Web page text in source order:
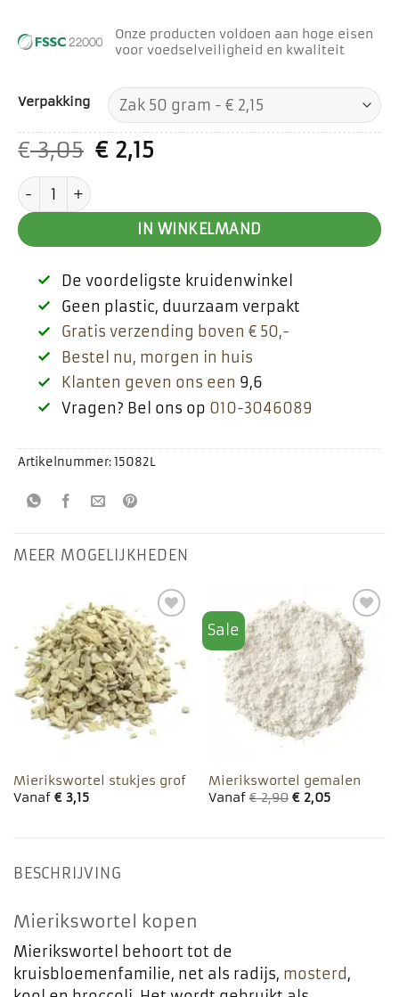
Onze producten voldoen aan hoge eisen
voor voedselveiligheid en kwaliteit
Verpakking
€3,05 Oorspronkelijke
prijs
€ 3,05.
€2,15
€ 2,15.
Mierikswortel stukjes fijn aantal
IN WINKELMAND
De voordeligste kruidenwinkel
Geen plastic, duurzaam verpakt
Gratis verzending boven € 50,-
Bestel nu, morgen in huis
Klanten geven ons een 9,6
Vragen? Bel ons op 010-3046089
Artikelnummer:15082L
MEER MOGELIJKHEDEN
Toevoegen
aan
favorieten
Mierikswortel stukjes grof
Vanaf €3,15
Sale
Toevoegen
aan
favorieten
Mierikswortel gemalen
Vanaf€2,90 €2,05
BESCHRIJVING
Mierikswortel kopen
Mierikswortel behoort tot de
kruisbloemenfamilie, net als radijs, mosterd ,